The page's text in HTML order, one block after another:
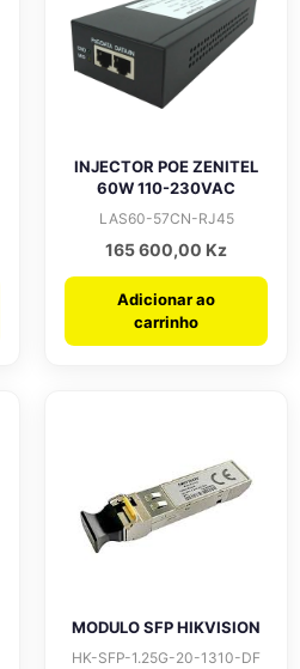
INJECTOR POE ZENITEL
60W 110-230VAC
LAS60-57CN-RJ45
165 600,00 Kz
Adicionar ao
carrinho
MODULO SFP HIKVISION
HK-SFP-1.25G-20-1310-DF